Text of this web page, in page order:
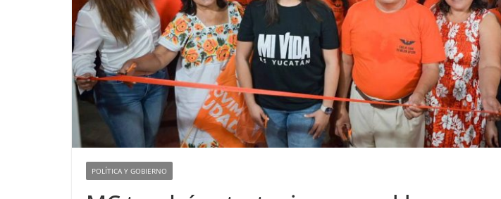
POLÍTICA Y GOBIERNO